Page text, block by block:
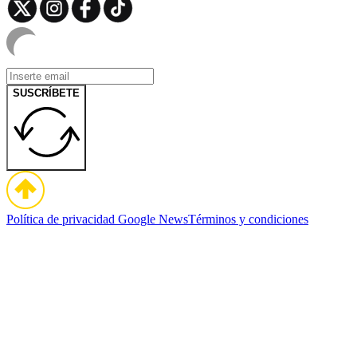
SUSCRÍBETE
Política de privacidad Google NewsTérminos y condiciones